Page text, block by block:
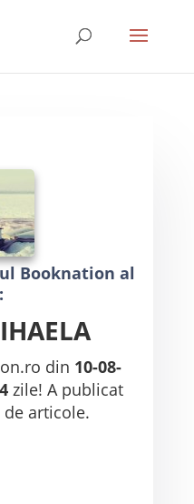
Booknation al
din 10-08-
zile! A publicat
de articole.